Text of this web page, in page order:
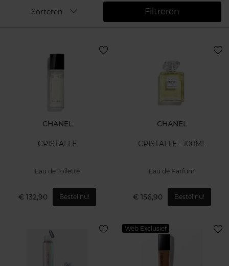
Filtreren
Sorteren
CHANEL
CRISTALLE
Eau de Toilette
€ 132,90 Bestel nu!
CHANEL
CRISTALLE - 100ML
Eau de Parfum
€ 156,90 Bestel nu!
Web Exclusief